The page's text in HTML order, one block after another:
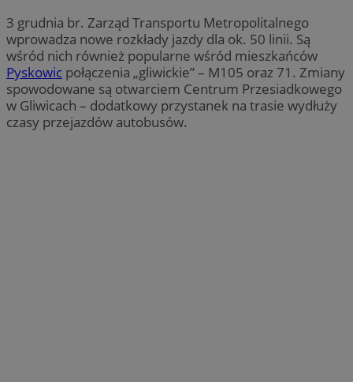
3 grudnia br. Zarząd Transportu Metropolitalnego
wprowadza nowe rozkłady jazdy dla ok. 50 linii. Są
wśród nich również popularne wśród mieszkańców
Pyskowic połączenia „gliwickie” – M105 oraz 71. Zmiany
spowodowane są otwarciem Centrum Przesiadkowego
w Gliwicach – dodatkowy przystanek na trasie wydłuży
czasy przejazdów autobusów.